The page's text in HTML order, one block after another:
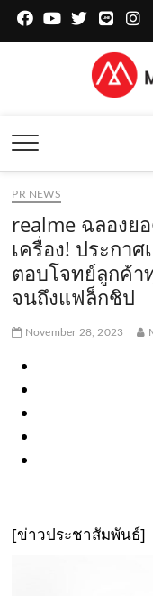
a
b
o
o
k
.
c
o
o
b
.
c
o
m
.
c
i
n
m
n
s
g
a
c
PR NEWS
realme ฉลองย
เครื่อง! ประกา
ตอบโจทย์ลูกค้า
จนถึงแฟล็กชิป
November 28, 2023
[ข่าวประชาสัมพันธ์]